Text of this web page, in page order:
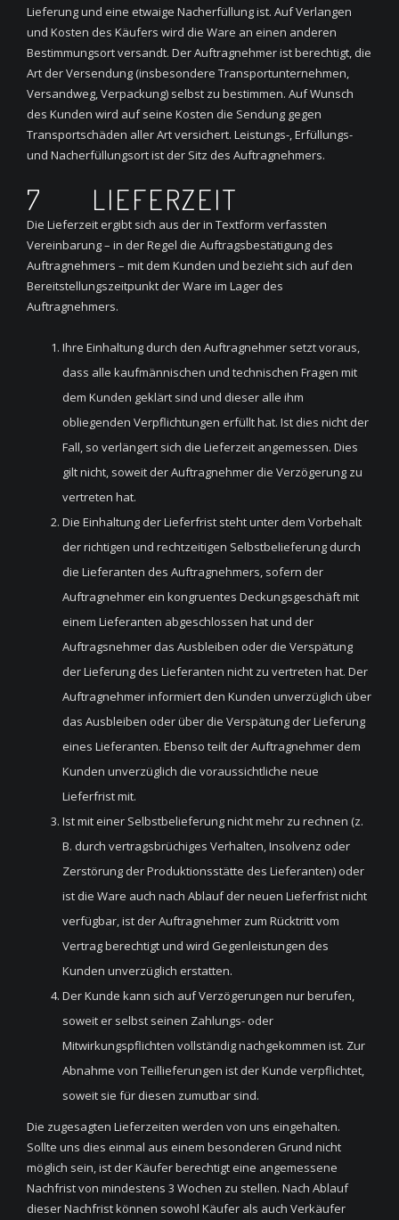
Lieferung und eine etwaige Nacherfüllung ist. Auf Verlangen
und Kosten des Käufers wird die Ware an einen anderen
Bestimmungsort versandt. Der Auftragnehmer ist berechtigt, die
Art der Versendung (insbesondere Transportunternehmen,
Versandweg, Verpackung) selbst zu bestimmen. Auf Wunsch
des Kunden wird auf seine Kosten die Sendung gegen
Transportschäden aller Art versichert. Leistungs-, Erfüllungs-
und Nacherfüllungsort ist der Sitz des Auftragnehmers.
7 LIEFERZEIT
Die Lieferzeit ergibt sich aus der in Textform verfassten
Vereinbarung – in der Regel die Auftragsbestätigung des
Auftragnehmers – mit dem Kunden und bezieht sich auf den
Bereitstellungszeitpunkt der Ware im Lager des
Auftragnehmers.
Ihre Einhaltung durch den Auftragnehmer setzt voraus,
dass alle kaufmännischen und technischen Fragen mit
dem Kunden geklärt sind und dieser alle ihm
obliegenden Verpflichtungen erfüllt hat. Ist dies nicht der
Fall, so verlängert sich die Lieferzeit angemessen. Dies
gilt nicht, soweit der Auftragnehmer die Verzögerung zu
vertreten hat.
Die Einhaltung der Lieferfrist steht unter dem Vorbehalt
der richtigen und rechtzeitigen Selbstbelieferung durch
die Lieferanten des Auftragnehmers, sofern der
Auftragnehmer ein kongruentes Deckungsgeschäft mit
einem Lieferanten abgeschlossen hat und der
Auftragsnehmer das Ausbleiben oder die Verspätung
der Lieferung des Lieferanten nicht zu vertreten hat. Der
Auftragnehmer informiert den Kunden unverzüglich über
das Ausbleiben oder über die Verspätung der Lieferung
eines Lieferanten. Ebenso teilt der Auftragnehmer dem
Kunden unverzüglich die voraussichtliche neue
Lieferfrist mit.
Ist mit einer Selbstbelieferung nicht mehr zu rechnen (z.
B. durch vertragsbrüchiges Verhalten, Insolvenz oder
Zerstörung der Produktionsstätte des Lieferanten) oder
ist die Ware auch nach Ablauf der neuen Lieferfrist nicht
verfügbar, ist der Auftragnehmer zum Rücktritt vom
Vertrag berechtigt und wird Gegenleistungen des
Kunden unverzüglich erstatten.
Der Kunde kann sich auf Verzögerungen nur berufen,
soweit er selbst seinen Zahlungs- oder
Mitwirkungspflichten vollständig nachgekommen ist. Zur
Abnahme von Teillieferungen ist der Kunde verpflichtet,
soweit sie für diesen zumutbar sind.
Die zugesagten Lieferzeiten werden von uns eingehalten.
Sollte uns dies einmal aus einem besonderen Grund nicht
möglich sein, ist der Käufer berechtigt eine angemessene
Nachfrist von mindestens 3 Wochen zu stellen. Nach Ablauf
dieser Nachfrist können sowohl Käufer als auch Verkäufer